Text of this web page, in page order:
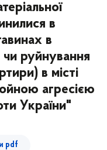
в
в
руйнування
в місті
агресією
України"
pdf